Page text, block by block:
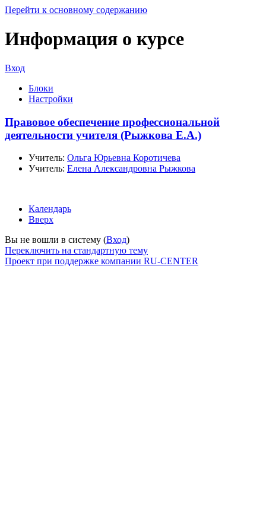
Перейти к основному содержанию
Информация о курсе
Вход
Блоки
Настройки
Правовое обеспечение профессиональной
деятельности учителя (Рыжкова Е.А.)
Учитель: Ольга Юрьевна Коротичева
Учитель: Елена Александровна Рыжкова
Календарь
Вверх
Вы не вошли в систему (Вход)
Переключить на стандартную тему
Проект при поддержке компании RU-CENTER